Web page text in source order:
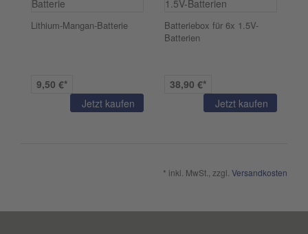
Lithium-Mangan-Batterie
9,50 €*
Jetzt kaufen
Batteriebox für 6x 1.5V-
Batterien
38,90 €*
Jetzt kaufen
* inkl. MwSt., zzgl. Versandkosten